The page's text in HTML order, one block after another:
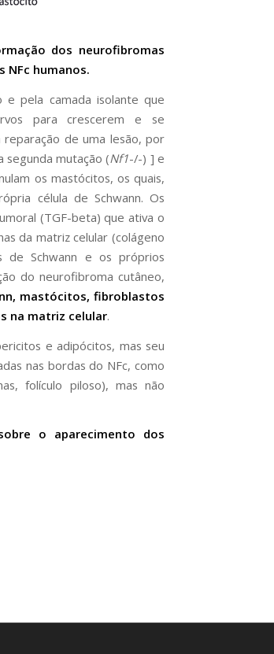
dos neurofibromas
NFc humanos.
e pela camada isolante que
para crescerem e se
de uma lesão, por
segunda mutação (Nf1-/-) ] e
os mastócitos, os quais,
célula de Schwann. Os
(TGF-beta) que ativa o
da matriz celular (colágeno
de Schwann e os próprios
do neurofibroma cutâneo,
mastócitos, fibroblastos
na matriz celular.
e adipócitos, mas seu
nas bordas do NFc, como
folículo piloso), mas não
o aparecimento dos